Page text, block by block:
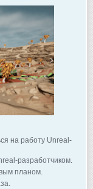
на работу Unreal-
разработчиком.
планом.